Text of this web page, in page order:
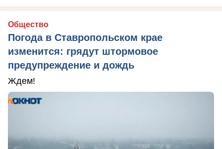
Общество
Погода в Ставропольском крае
изменится: грядут штормовое
предупреждение и дождь
Ждем!